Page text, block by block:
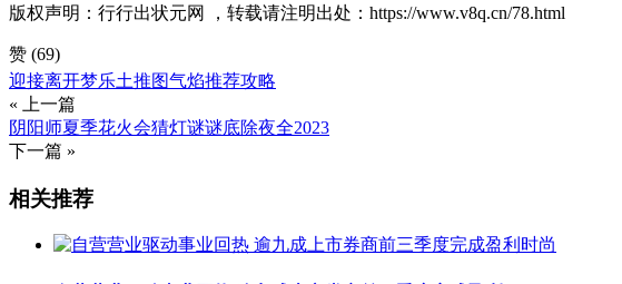
版权声明：行行出状元网 ，转载请注明出处： https://www.v8q.cn/78.html
赞 (69)
迎接离开梦乐土推图气焰推荐攻略
« 上一篇
阴阳师夏季花火会猜灯谜谜底除夜全2023
下一篇 »
相关推荐
时尚